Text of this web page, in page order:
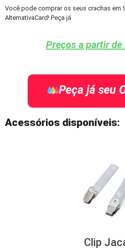
Você pode comprar os seus crachas em
AlternativaCard! Peça já
Preços a partir de
Peça já seu
Acessórios disponíveis:
Clip